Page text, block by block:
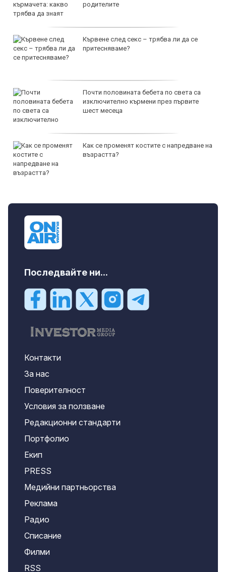
родителите
Кървене след секс – трябва ли да се
притесняваме?
Почти половината бебета по света са
изключително кърмени през първите
шест месеца
Как се променят костите с напредване на
възрастта?
Последвайте ни...
Контакти
За нас
Поверителност
Условия за ползване
Редакционни стандарти
Портфолио
Екип
PRESS
Медийни партньорства
Реклама
Радио
Списание
Филми
RSS